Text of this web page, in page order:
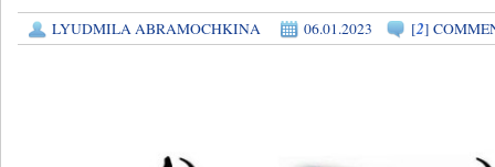
LYUDMILA ABRAMOCHKINA 06.01.2023 [2]